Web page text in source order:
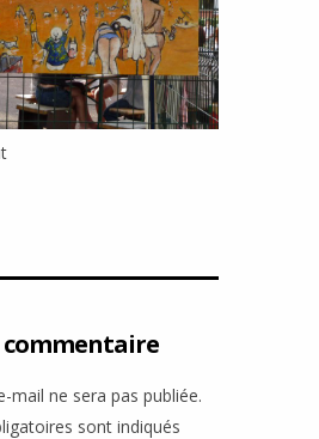
commentaire
mail ne sera pas publiée.
sont indiqués